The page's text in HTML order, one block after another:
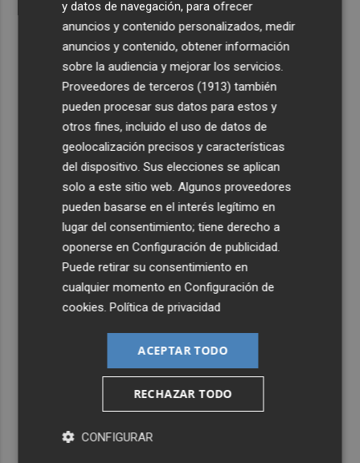
y datos de navegación, para ofrecer
anuncios y contenido personalizados, medir
anuncios y contenido, obtener información
sobre la audiencia y mejorar los servicios.
Proveedores de terceros (1913) también
pueden procesar sus datos para estos y
otros fines, incluido el uso de datos de
geolocalización precisos y características
del dispositivo. Sus elecciones se aplican
solo a este sitio web. Algunos proveedores
pueden basarse en el interés legítimo en
lugar del consentimiento; tiene derecho a
oponerse enConfiguración de publicidad
Puede retirar su consentimiento en
cualquier momento enConfiguración de
cookies .Política de privacidad
ACEPTAR TODO
RECHAZAR TODO
CONFIGURAR